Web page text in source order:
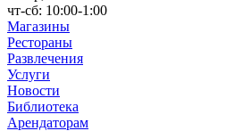
чт-сб: 10:00-1:00
Магазины
Рестораны
Развлечения
Услуги
Новости
Библиотека
Арендаторам